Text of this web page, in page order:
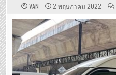
VAN 2 พฤษภาคม 2022